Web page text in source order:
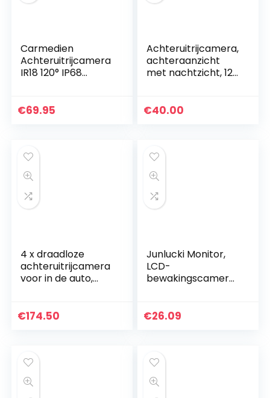
Carmedien
Achteruitrijcamera
IR18 120° IP68
bestelwagen wit
€69.95
Achteruitrijcamera,
achteraanzicht
met nachtzicht, 12
achteruitrijsysteem
€40.00
4 x draadloze
achteruitrijcamera
voor in de auto,
nachtzichtcamera
€174.50
Junlucki Monitor,
LCD-
bewakingscamera,
achtergrondverlich
€26.09